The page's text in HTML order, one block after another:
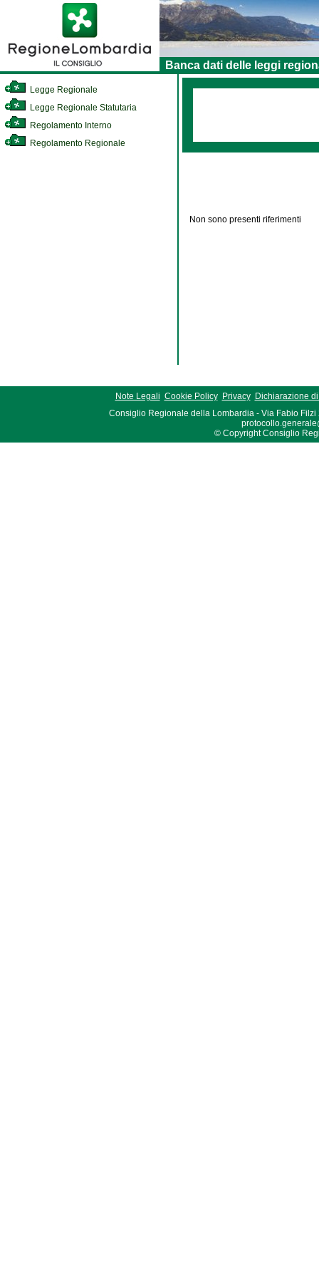
Banca dati delle leggi
Legge Regionale
Legge Regionale Statutaria
Regolamento Interno
Regolamento Regionale
Non sono presenti riferimenti
Note Legali Cookie Policy Privacy
Dichiarazione
Consiglio Regionale della Lombardia - Via Fabio Filzi
© Copyright Consiglio